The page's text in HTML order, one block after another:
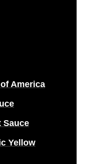
America
Sauce
Yellow